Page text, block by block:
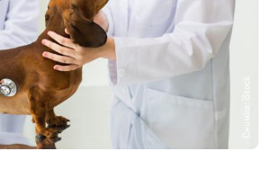
Снимка: iStock